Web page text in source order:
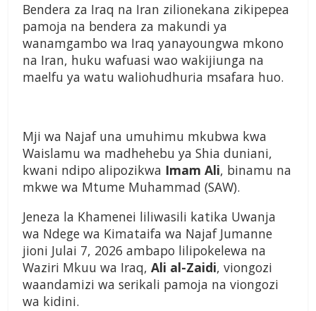
Bendera za Iraq na Iran zilionekana zikipepea
pamoja na bendera za makundi ya
wanamgambo wa Iraq yanayoungwa mkono
na Iran, huku wafuasi wao wakijiunga na
maelfu ya watu waliohudhuria msafara huo.
Mji wa Najaf una umuhimu mkubwa kwa
Waislamu wa madhehebu ya Shia duniani,
kwani ndipo alipozikwa Imam Ali, binamu na
mkwe wa Mtume Muhammad (SAW).
Jeneza la Khamenei liliwasili katika Uwanja
wa Ndege wa Kimataifa wa Najaf Jumanne
jioni Julai 7, 2026 ambapo lilipokelewa na
Waziri Mkuu wa Iraq, Ali al-Zaidi, viongozi
waandamizi wa serikali pamoja na viongozi
wa kidini.